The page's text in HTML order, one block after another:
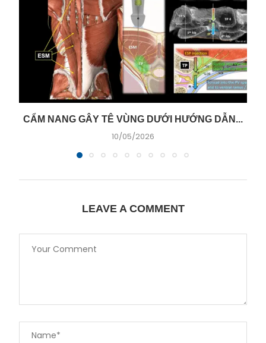
CẨM NANG GÂY TÊ VÙNG DƯỚI HƯỚNG DẪN...
10/05/2026
LEAVE A COMMENT